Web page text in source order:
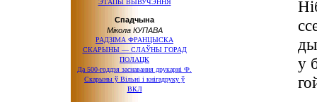
ЭТАПЫ ВЫВУЧЭННЯ
Спадчына
Мікола КУПАВА
РАДЗІМА ФРАНЦЫСКА
СКАРЫНЫ — СЛАЎНЫ ГОРАД
ПОЛАЦК
Да 500-годдзя заснавання друкарні Ф.
Скарыны ў Вільні і кнігадруку ў
ВКЛ
ды
у